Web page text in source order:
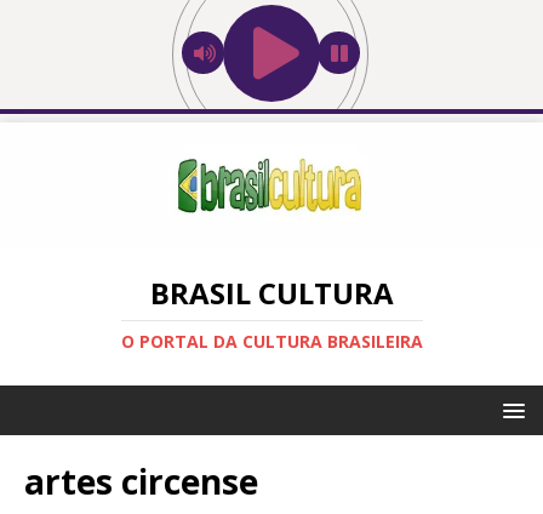
BRASIL CULTURA
O PORTAL DA CULTURA BRASILEIRA
artes circense